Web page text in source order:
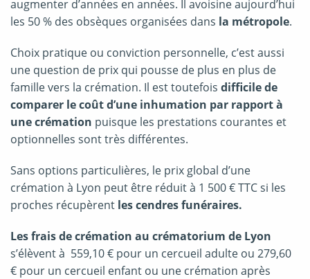
augmenter d’années en années. Il avoisine aujourd’hui
les 50 % des obsèques organisées dans la métropole.
Choix pratique ou conviction personnelle, c’est aussi
une question de prix qui pousse de plus en plus de
famille vers la crémation. Il est toutefois difficile de
comparer le coût d’une inhumation par rapport à
une crémation puisque les prestations courantes et
optionnelles sont très différentes.
Sans options particulières, le prix global d’une
crémation à Lyon peut être réduit à 1 500 € TTC si les
proches récupèrent les cendres funéraires.
Les frais de crémation au crématorium de Lyon
s’élèvent à 559,10 € pour un cercueil adulte ou 279,60
€ pour un cercueil enfant ou une crémation après